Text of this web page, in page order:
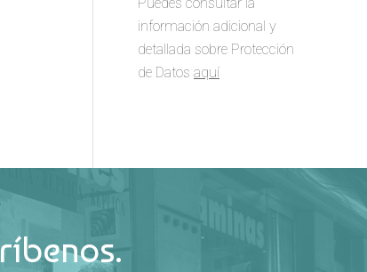
información adicional y
detallada sobre Protección
de Datos aquí